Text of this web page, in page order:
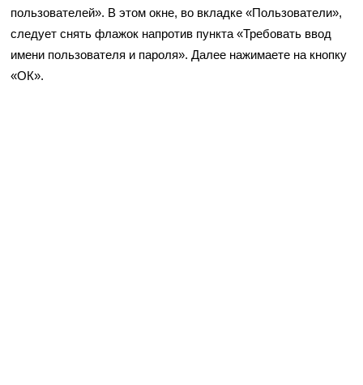
пользователей». В этом окне, во вкладке «Пользователи»,
следует снять флажок напротив пункта «Требовать ввод
имени пользователя и пароля». Далее нажимаете на кнопку
«ОК».